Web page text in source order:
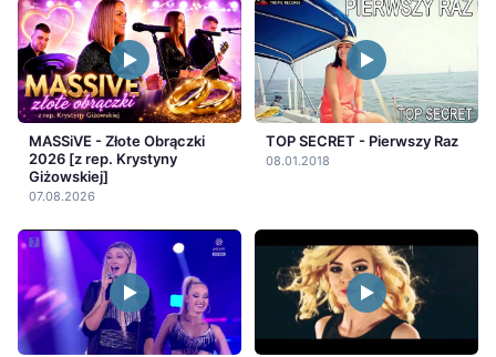
MASSiVE - Złote Obrączki
2026 [z rep. Krystyny
Giżowskiej]
07.08.2026
TOP SECRET - Pierwszy Raz
08.01.2018